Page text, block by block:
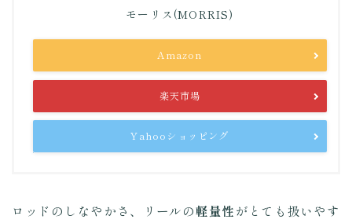
モーリス(MORRIS)
Amazon
楽天市場
Yahooショッピング
ロッドのしなやかさ、リールの軽量性がとても扱いやす